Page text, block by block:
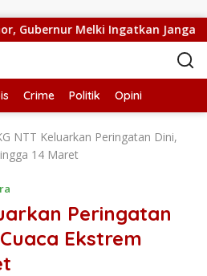
Gubernur Melki Ingatkan Jangan
Crime Politik Opini
NTT Keluarkan Peringatan Dini,
14 Maret
Peringatan
Ekstrem